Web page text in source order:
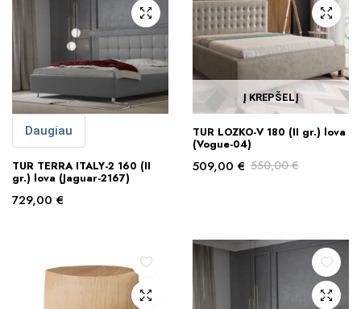
Daugiau
TUR TERRA ITALY-2 160 (II
gr.) lova (Jaguar-2167)
729,00 €
Į KREPŠELĮ
TUR LOZKO-V 180 (II gr.) lova
(Vogue-04)
550,00€
550,00 €.
509,00 €
509,00 €.